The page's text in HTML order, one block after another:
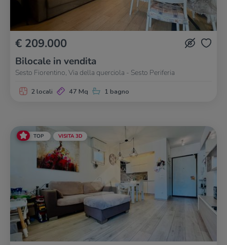
€ 209.000
Bilocale in vendita
Sesto Fiorentino, Via della querciola - Sesto Periferia
2 locali 47 Mq 1 bagno
TOP VISITA 3D